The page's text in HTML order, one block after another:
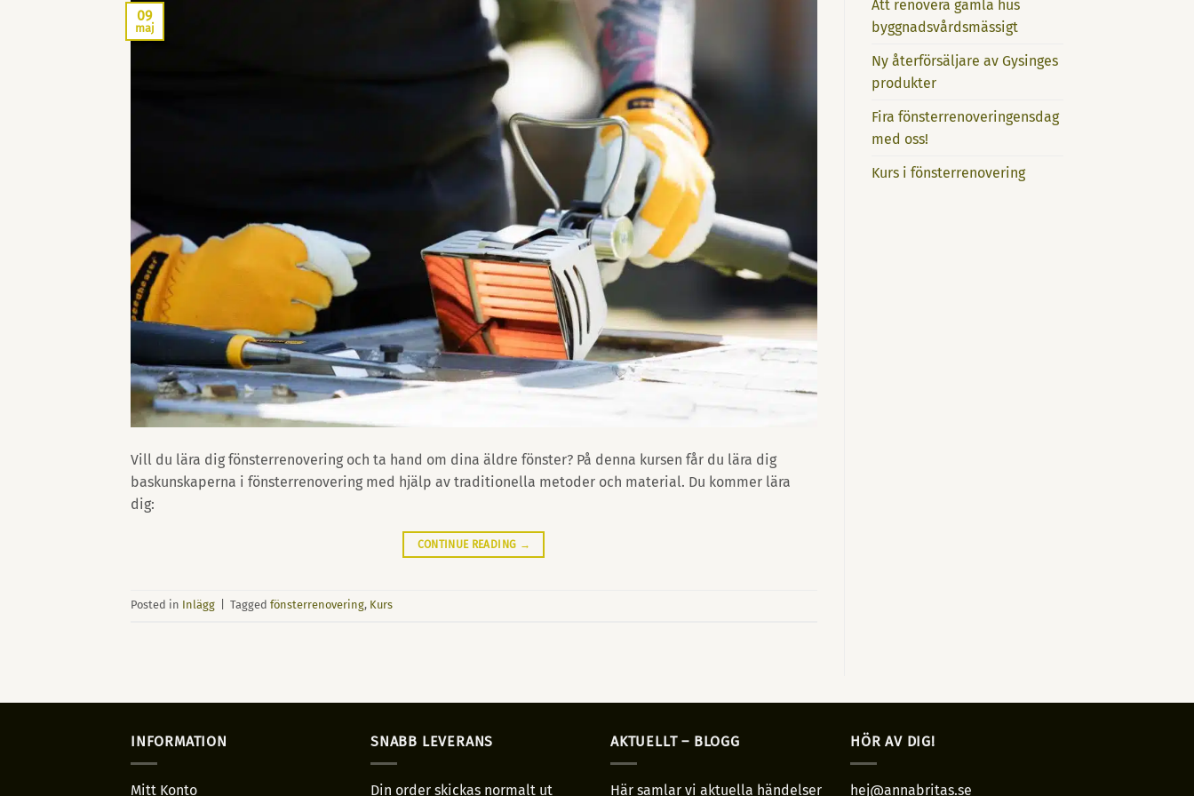
09
maj
Vill du lära dig fönsterrenovering och ta hand om dina äldre fönster? På denna kursen får du lära dig
baskunskaperna i fönsterrenovering med hjälp av traditionella metoder och material. Du kommer lära
dig:
CONTINUE READING →
Posted in Inlägg Tagged fönsterrenovering, Kurs
Att renovera gamla hus
byggnadsvårdsmässigt
Ny återförsäljare av Gysinges
produkter
Fira fönsterrenoveringensdag
med oss!
Kurs i fönsterrenovering
INFORMATION
Mitt Konto
SNABB LEVERANS
Din order skickas normalt ut
AKTUELLT – BLOGG
Här samlar vi aktuella händelser
HÖR AV DIG!
hej@annabritas.se